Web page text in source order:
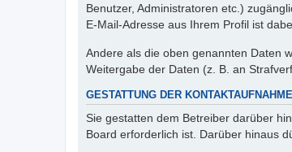
Benutzer, Administratoren etc.)
E-Mail-Adresse aus Ihrem Profil ist
Andere als die oben genannten Daten
Weitergabe der Daten (z. B. an
GESTATTUNG DER KONTAKTAUFNAHME
Sie gestatten dem Betreiber darüber
Board erforderlich ist. Darüber hinaus